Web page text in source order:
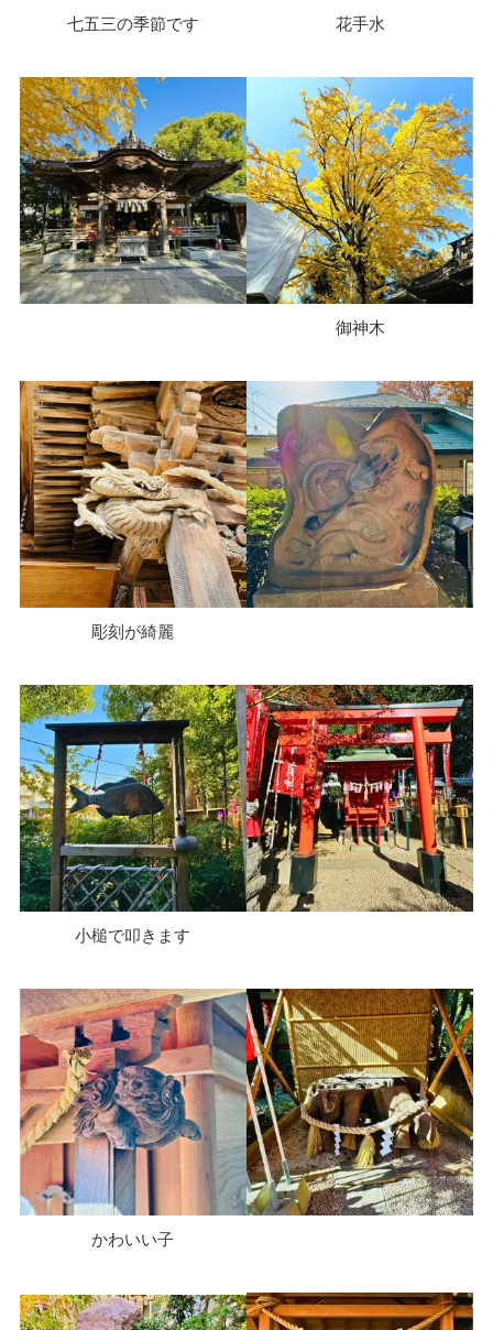
七五三の季節です 花手水
御神木
彫刻が綺麗
小槌で叩きます
かわいい子